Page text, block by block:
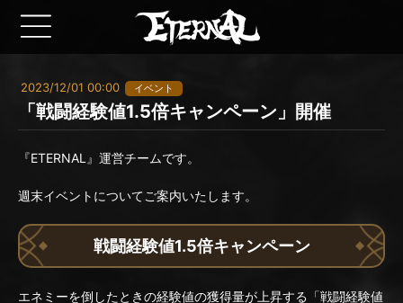
2023/12/01 00:00 イベント
「戦闘経験値1.5倍キャンペーン」開催
『ETERNAL』運営チームです。
週末イベントについてご案内いたします。
戦闘経験値1.5倍キャンペーン
エネミーを倒したときの経験値の獲得量が上昇する「戦闘経験値